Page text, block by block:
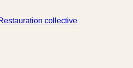
collective